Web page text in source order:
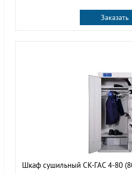
Заказать
Шкаф сушильный СК-ГАС 4-80